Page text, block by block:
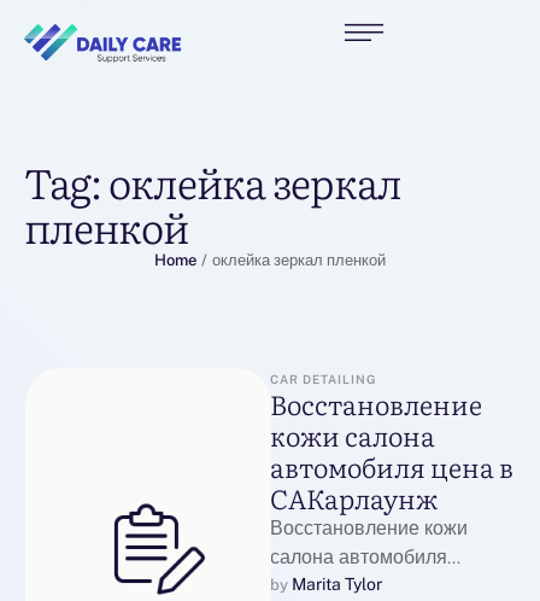
Tag:оклейка зеркал
пленкой
Home / оклейка зеркал пленкой
CAR DETAILING
Восстановление
кожи салона
автомобиля цена в
САКарлаунж
Восстановление кожи
салона автомобиля
ценаВосстановление кожи
by Marita Tylor